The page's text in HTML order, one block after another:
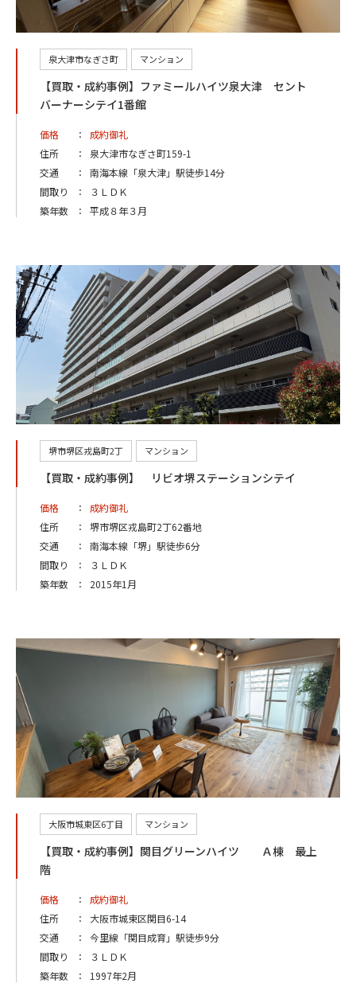
泉大津市なぎさ町 マンション
【買取・成約事例】ファミールハイツ泉大津 セント
バーナーシテイ1番館
価格 ：
成約御礼
住所
：
泉大津市なぎさ町159-1
交通
：
南海本線「泉大津」駅徒歩14分
間取り
：
３ＬＤＫ
築年数
： 平成８年３月
堺市堺区戎島町2丁 マンション
【買取・成約事例】 リビオ堺ステーションシテイ
価格 ：
成約御礼
住所
：
堺市堺区戎島町2丁62番地
交通
：
南海本線「堺」駅徒歩6分
間取り
：
３ＬＤＫ
築年数
： 2015年1月
大阪市城東区6丁目 マンション
【買取・成約事例】関目グリーンハイツ Ａ棟 最上
階
価格 ：
成約御礼
住所
：
大阪市城東区関目6-14
交通
：
今里線「関目成育」駅徒歩9分
間取り
：
３ＬＤＫ
築年数
： 1997年2月